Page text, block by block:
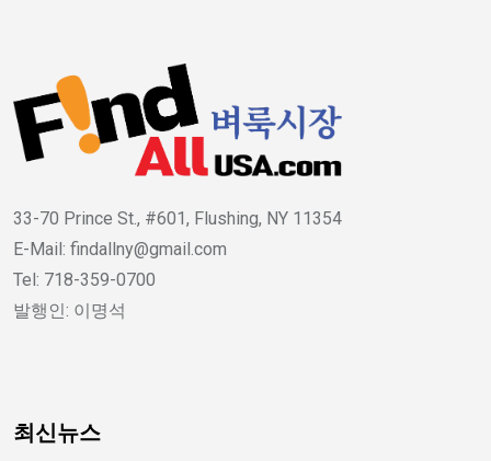
33-70 Prince St., #601, Flushing, NY 11354
E-Mail: findallny@gmail.com
Tel: 718-359-0700
발행인: 이명석
최신뉴스